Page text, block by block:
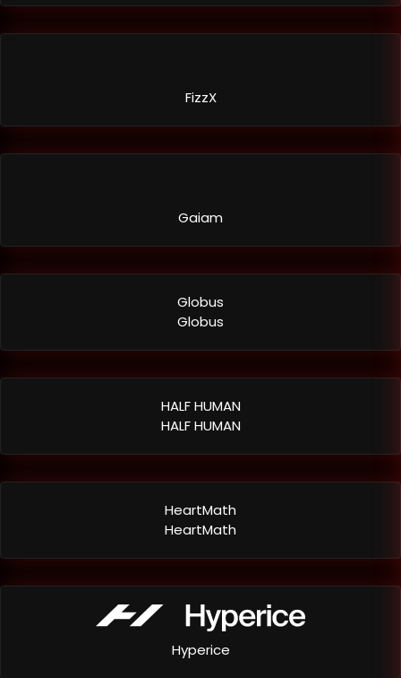
FizzX
Gaiam
Globus
Globus
HALF HUMAN
HALF HUMAN
HeartMath
HeartMath
Hyperice